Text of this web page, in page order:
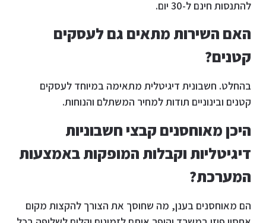
להתנסות חינם ל-30 יום.
האם השירות מתאים גם לעסקים
קטנים?
בהחלט. חשבונית דיגיטלית מתאימה במיוחד לעסקים
קטנים ובינוניים תודות למחיר המשתלם והנוחות.
היכן מאוחסנים קבצי חשבוניות
דיגיטליות וקבלות המופקות באמצעות
המערכת?
הם מאוחסנים בענן, מה שחוסך את הצורך להקצות מקום